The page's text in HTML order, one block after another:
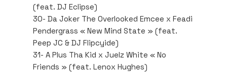
(feat. DJ Eclipse)
30- Da Joker The Overlooked Emcee x Feadi
Pendergrass « New Mind State » (feat.
Peep JC & DJ Flipcyide)
31- A Plus Tha Kid x Juelz White « No
Friends » (feat. Lenox Hughes)